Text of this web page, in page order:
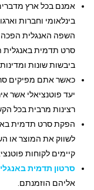
אמנם בכל ארץ
בינלאומי וחברות
השפה האנגלית
סרט תדמית
ביבשות שונות
כאשר אתם מפיקים
יעד פוטנציאלי אשר
רצינות מרבית בכל
הפקת סרט תדמית
לשווק את המוצר או
קיימים לקוחות
סרטון תדמית
אליהם הוזמנתם.